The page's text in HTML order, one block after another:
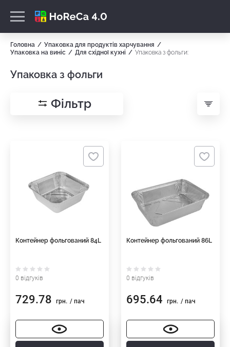
Головна
Упаковка для продуктів харчування
Упаковка на виніс
Для східної кухні Упаковка з фольги:
Упаковка з фольги
Фільтр
Контейнер фольгований 84L
0 відгуків
729.78 грн. / пач
Контейнер фольгований 86L
0 відгуків
695.64 грн. / пач